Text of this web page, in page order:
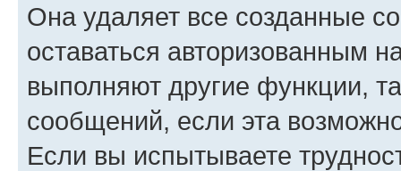
Она удаляет все созданные
оставаться авторизованным
выполняют другие функции,
сообщений, если эта
Если вы испытываете